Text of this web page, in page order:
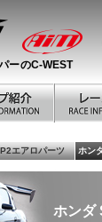
ーのC-WEST
エアロパーツ ホン
ホンダ